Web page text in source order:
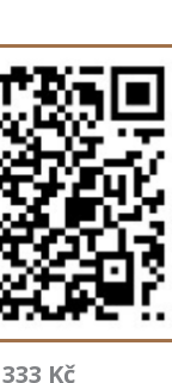
333 Kč